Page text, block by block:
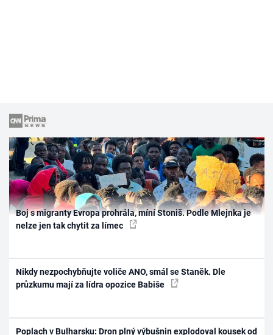
Boj s migranty Evropa prohrála, míní Stoniš. Podle Mlejnka je
nelze jen tak chytit za límec
Nikdy nezpochybňujte voliče ANO, smál se Staněk. Dle
průzkumu mají za lídra opozice Babiše
Poplach v Bulharsku: Dron plný výbušnin explodoval kousek od